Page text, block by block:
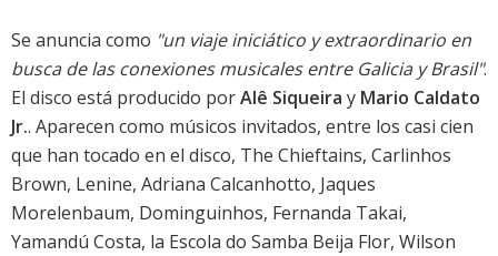
Se anuncia como "un viaje iniciático y extraordinario en
busca de las conexiones musicales entre Galicia y Brasil".
El disco está producido porAlê Siqueira y Mario Caldato
Jr.. Aparecen como músicos invitados, entre los casi cien
que han tocado en el disco, The Chieftains, Carlinhos
Brown, Lenine, Adriana Calcanhotto, Jaques
Morelenbaum, Dominguinhos, Fernanda Takai,
Yamandú Costa, la Escola do Samba Beija Flor, Wilson